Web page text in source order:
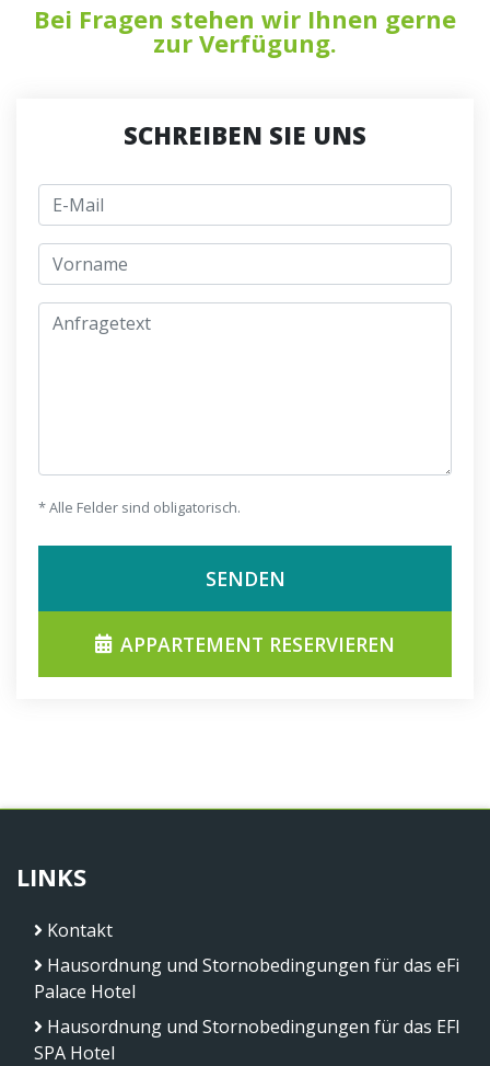
Bei Fragen stehen wir Ihnen gerne
zur Verfügung.
SCHREIBEN SIE UNS
E-Mail
jmeno
Anfragetext
* Alle Felder sind obligatorisch.
SENDEN
APPARTEMENT RESERVIEREN
LINKS
Kontakt
Hausordnung und Stornobedingungen für das eFi
Palace Hotel
Hausordnung und Stornobedingungen für das EFI
SPA Hotel